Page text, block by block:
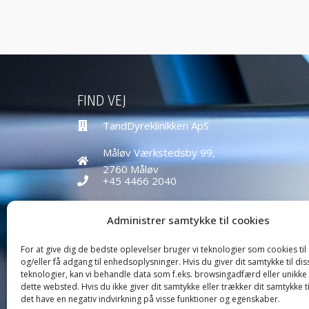
Administrer samtykke til cookies
For at give dig de bedste oplevelser bruger vi teknologier som cookies til
og/eller få adgang til enhedsoplysninger. Hvis du giver dit samtykke til
teknologier, kan vi behandle data som f.eks. browsingadfærd eller unikke
dette websted. Hvis du ikke giver dit samtykke eller trækker dit samtykke
det have en negativ indvirkning på visse funktioner og egenskaber.
FIND VEJ
TandDyreklinikken ApS
Måløv Værkstedsby 99,
2760 Måløv
+45 4466 2040